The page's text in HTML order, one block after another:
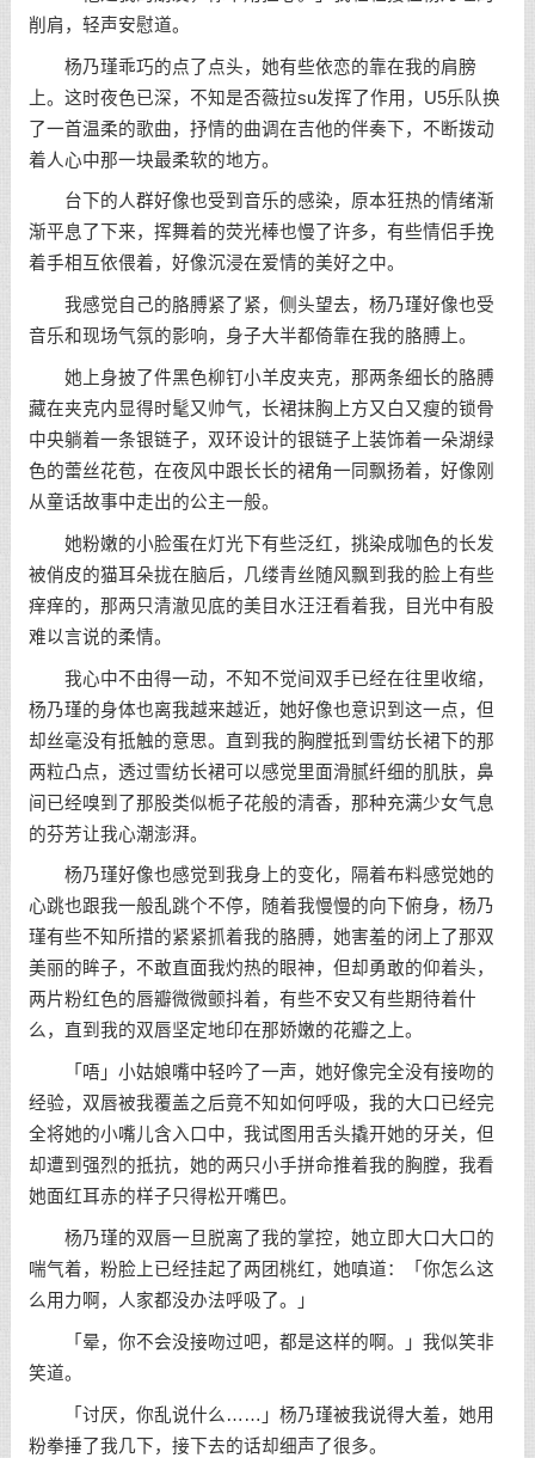
削肩，轻声安慰道。
杨乃瑾乖巧的点了点头，她有些依恋的靠在我的肩膀
上。这时夜色已深，不知是否薇拉su发挥了作用，U5乐队换
了一首温柔的歌曲，抒情的曲调在吉他的伴奏下，不断拨动
着人心中那一块最柔软的地方。
台下的人群好像也受到音乐的感染，原本狂热的情绪渐
渐平息了下来，挥舞着的荧光棒也慢了许多，有些情侣手挽
着手相互依偎着，好像沉浸在爱情的美好之中。
我感觉自己的胳膊紧了紧，侧头望去，杨乃瑾好像也受
音乐和现场气氛的影响，身子大半都倚靠在我的胳膊上。
她上身披了件黑色柳钉小羊皮夹克，那两条细长的胳膊
藏在夹克内显得时髦又帅气，长裙抹胸上方又白又瘦的锁骨
中央躺着一条银链子，双环设计的银链子上装饰着一朵湖绿
色的蕾丝花苞，在夜风中跟长长的裙角一同飘扬着，好像刚
从童话故事中走出的公主一般。
她粉嫩的小脸蛋在灯光下有些泛红，挑染成咖色的长发
被俏皮的猫耳朵拢在脑后，几缕青丝随风飘到我的脸上有些
痒痒的，那两只清澈见底的美目水汪汪看着我，目光中有股
难以言说的柔情。
我心中不由得一动，不知不觉间双手已经在往里收缩，
杨乃瑾的身体也离我越来越近，她好像也意识到这一点，但
却丝毫没有抵触的意思。直到我的胸膛抵到雪纺长裙下的那
两粒凸点，透过雪纺长裙可以感觉里面滑腻纤细的肌肤，鼻
间已经嗅到了那股类似栀子花般的清香，那种充满少女气息
的芬芳让我心潮澎湃。
杨乃瑾好像也感觉到我身上的变化，隔着布料感觉她的
心跳也跟我一般乱跳个不停，随着我慢慢的向下俯身，杨乃
瑾有些不知所措的紧紧抓着我的胳膊，她害羞的闭上了那双
美丽的眸子，不敢直面我灼热的眼神，但却勇敢的仰着头，
两片粉红色的唇瓣微微颤抖着，有些不安又有些期待着什
么，直到我的双唇坚定地印在那娇嫩的花瓣之上。
「唔」小姑娘嘴中轻吟了一声，她好像完全没有接吻的
经验，双唇被我覆盖之后竟不知如何呼吸，我的大口已经完
全将她的小嘴儿含入口中，我试图用舌头撬开她的牙关，但
却遭到强烈的抵抗，她的两只小手拼命推着我的胸膛，我看
她面红耳赤的样子只得松开嘴巴。
杨乃瑾的双唇一旦脱离了我的掌控，她立即大口大口的
喘气着，粉脸上已经挂起了两团桃红，她嗔道：「你怎么这
么用力啊，人家都没办法呼吸了。」
「晕，你不会没接吻过吧，都是这样的啊。」我似笑非
笑道。
「讨厌，你乱说什么……」杨乃瑾被我说得大羞，她用
粉拳捶了我几下，接下去的话却细声了很多。